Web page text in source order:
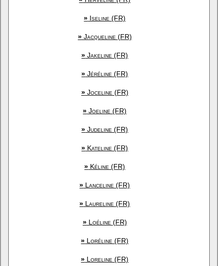
» Iseline (FR)
»Jacqueline (FR)
» Jakeline (FR)
» Jéréline (FR)
»Joceline (FR)
» Joeline (FR)
» Judeline (FR)
» Kateline (FR)
» Kéline (FR)
» Lanceline (FR)
» Laureline (FR)
»Loéline (FR)
» Loréline (FR)
» Loreline (FR)